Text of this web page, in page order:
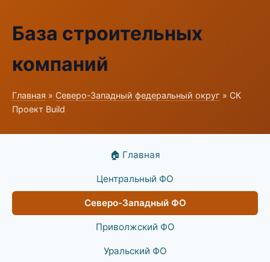
База строительных
компаний
Главная » Северо-Западный федеральный округ » СК
Проект Build
🏠 Главная
Центральный ФО
Северо-Западный ФО
Приволжский ФО
Уральский ФО